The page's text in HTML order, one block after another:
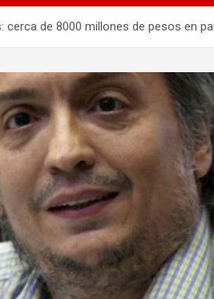
cerca de 8000 millones de pesos en